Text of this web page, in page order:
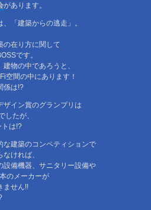
があります。
「建築からの逃走」。
の在り方に関して
です。
物の中であろうと、
空間の中にあります！
係は!?
ザイン賞のグランプリは
したが、
トは!?
な建築のコンペティションで
ければ、
設備機器、サニタリー設備や
のメーカーが
ません!!